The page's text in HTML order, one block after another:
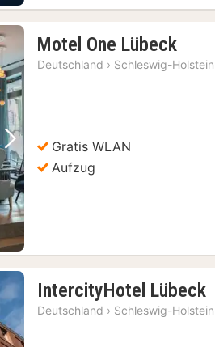
Nächstes Bild
Motel One Lübeck1
Deutschland › Schleswig-Holstein
Gratis WLAN
Aufzug
IntercityHotel Lübeck1
Deutschland › Schleswig-Holstein